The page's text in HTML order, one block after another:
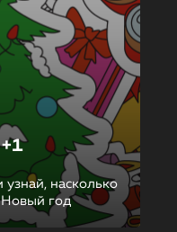
+1
узнай, насколько
Новый год